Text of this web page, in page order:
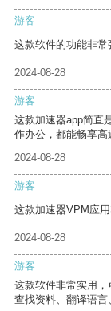
游客
这款软件的功能非常
2024-08-28
游客
这款加速器app简直
作办公，都能畅享高
2024-08-28
游客
这款加速器VPM应
2024-08-28
游客
这款软件非常实用
查找资料、翻译语言